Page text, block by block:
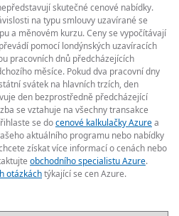
skutečné cenové nabídky.
na typu smlouvy uzavírané se
a měnovém kurzu. Ceny se vypočítávají
pomocí londýnských uzavíracích
pracovních dnů předcházejících
měsíce. Pokud dva pracovní dny
svátek na hlavních trzích, den
den bezprostředně předcházející
se vztahuje na všechny transakce
se docenové kalkulačky Azurea
aktuálního programu nebo nabídky
získat více informací o cenách nebo
obchodního specialistu Azure.
otázkáchtýkající se cen Azure.